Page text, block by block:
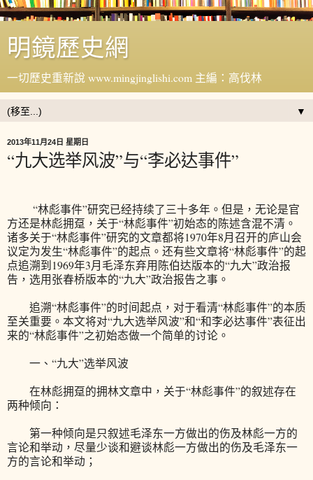
明鏡歷史網
一切歷史重新說 www.mingjinglishi.com 主編：高伐林
▼
2013年11月24日 星期日
“九大选举风波”与“李必达事件”
“林彪事件”研究已经持续了三十多年。但是，无论是官
方还是林彪拥趸，关于“林彪事件”初始态的陈述含混不清。
诸多关于“林彪事件”研究的文章都将1970年8月召开的庐山会
议定为发生“林彪事件”的起点。还有些文章将“林彪事件”的起
点追溯到1969年3月毛泽东弃用陈伯达版本的“九大”政治报
告，选用张春桥版本的“九大”政治报告之事。
追溯“林彪事件”的时间起点，对于看清“林彪事件”的本质
至关重要。本文将对“九大选举风波”和“和李必达事件”表征出
来的“林彪事件”之初始态做一个简单的讨论。
一、“九大”选举风波
在林彪拥趸的拥林文章中，关于“林彪事件”的叙述存在
两种倾向：
第一种倾向是只叙述毛泽东一方做出的伤及林彪一方的
言论和举动，尽量少谈和避谈林彪一方做出的伤及毛泽东一
方的言论和举动；